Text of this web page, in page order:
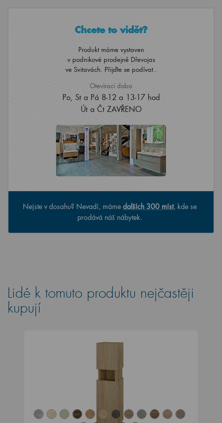
Chcete to vidět?
Produkt máme vystaven
v podnikové prodejně Dřevojas
ve Svitavách. Přijďte se podívat..
Otevírací doba
Po, St a Pá 8-12 a 13-17 hod
Út a Čt ZAVŘENO
Nejste v dosahu? Nevadí, máme dalších 300 míst, kde se
prodává náš nábytek.
Lidé k tomuto produktu nejčastěji
kupují